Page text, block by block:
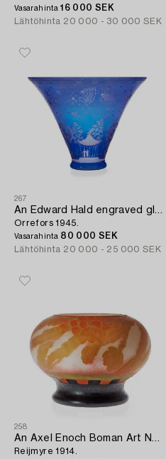
Vasarahinta16 000 SEK
Lähtöhinta 20 000 - 30 000 SEK
267
An Edward Hald engraved glass bowl,
Orrefors 1945.
Vasarahinta 80 000 SEK
Lähtöhinta 20 000 - 25 000 SEK
258
An Axel Enoch Boman Art Nouveau cameo glass bowl,
Reijmyre 1914.